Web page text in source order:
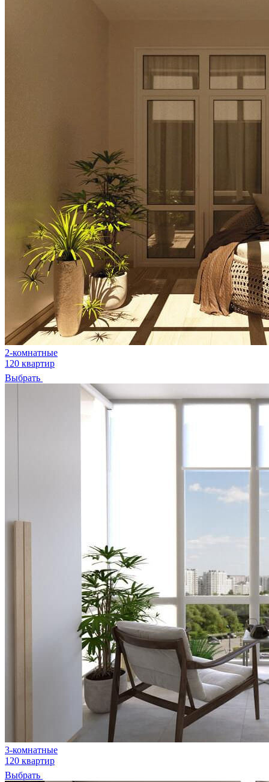
2-комнатные
120 квартир
Выбрать
3-комнатные
120 квартир
Выбрать